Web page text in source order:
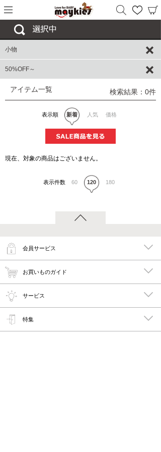
小物
50%OFF～
アイテム一覧 検索結果：0件
表示順 新着 人気 価格
現在、対象の商品はございません。
表示件数 60 120 180
会員サービス
お買いものガイド
サービス
特集